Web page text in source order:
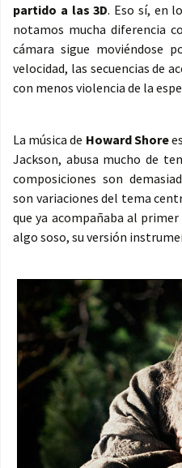
partido a las 3D. Eso sí, en
notamos mucha diferencia
cámara sigue moviéndose
velocidad, las secuencias de
con menos violencia de la
La música de Howard Shore
Jackson, abusa mucho de
composiciones son
son variaciones del tema
que ya acompañaba al
algo soso, su versión